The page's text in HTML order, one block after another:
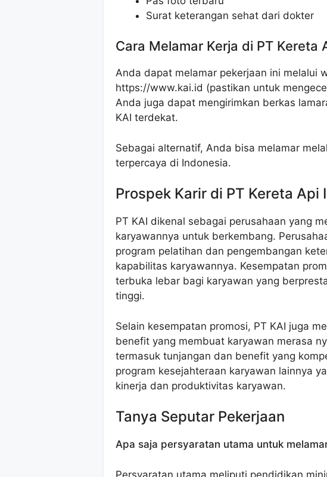
Surat keterangan sehat dari dokter
Cara Melamar Kerja di PT Kereta
Anda dapat melamar pekerjaan ini melalui
https://www.kai.id (pastikan untuk
Anda juga dapat mengirimkan berkas
KAI terdekat.
Sebagai alternatif, Anda bisa melamar
terpercaya di Indonesia.
Prospek Karir di PT Kereta Api
PT KAI dikenal sebagai perusahaan yang
karyawannya untuk berkembang.
program pelatihan dan pengembangan
kapabilitas karyawannya. Kesempatan
terbuka lebar bagi karyawan yang
tinggi.
Selain kesempatan promosi, PT KAI juga
benefit yang membuat karyawan merasa
termasuk tunjangan dan benefit yang
program kesejahteraan karyawan lainnya
kinerja dan produktivitas karyawan.
Tanya Seputar Pekerjaan
Apa saja persyaratan utama untuk
Persyaratan utama meliputi pendidikan